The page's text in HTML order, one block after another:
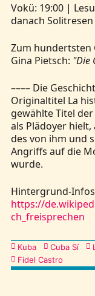
Vokü: 19:00 |
danach Solitresen
Zum hundertsten
Gina Pietsch: "Die
–––– Die
Originaltitel La
gewählte Titel
als Plädoyer hielt,
des von ihm und
Angriffs auf die
wurde.
Hintergrund-
https://
ch_freisprechen
Kategorien
Kuba Cuba Sí
Fidel Castro